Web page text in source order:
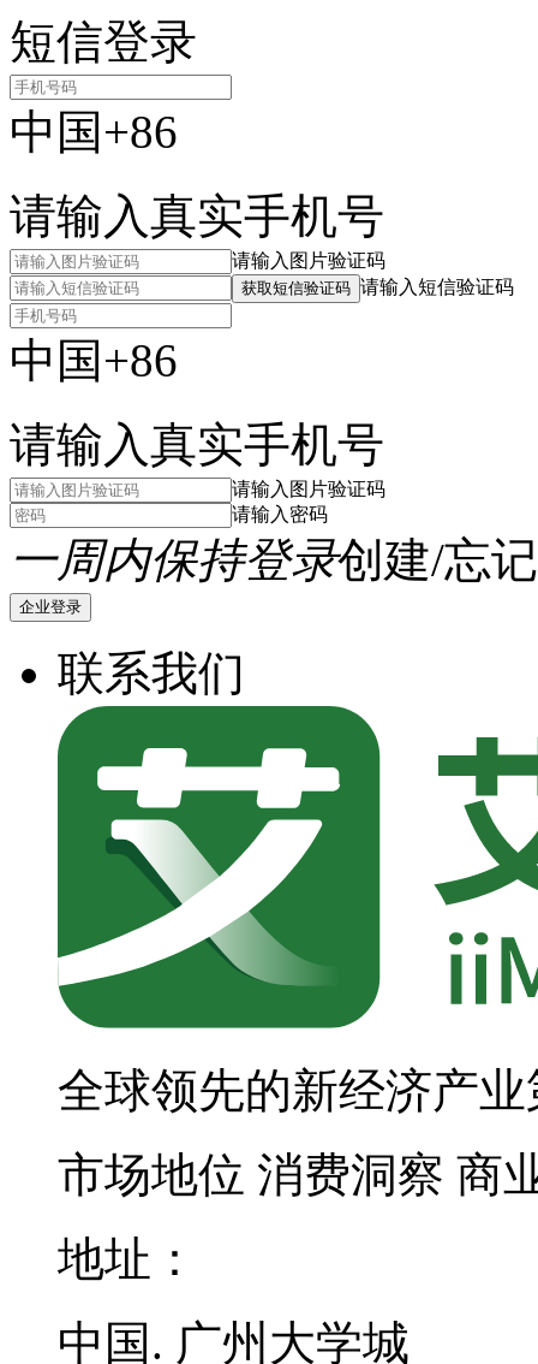
短信登录
中国+86
请输入真实手机号
请输入图片验证码
获取短信验证码 请输入短信验证码
中国+86
请输入真实手机号
请输入图片验证码
请输入密码
一周内保持登录创建/忘
企业登录
联系我们
全球领先的新经济产
市场地位 消费洞察 商
地址：
中国. 广州大学城